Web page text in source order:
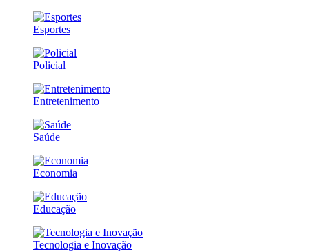
Esportes
Policial
Entretenimento
Saúde
Economia
Educação
Tecnologia e Inovação